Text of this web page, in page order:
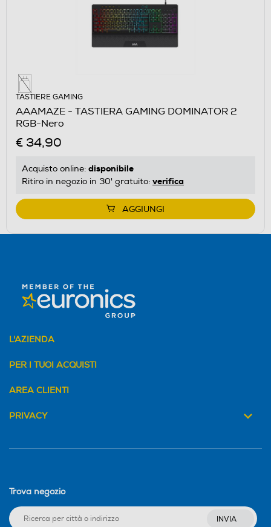
TASTIERE GAMING
AAAMAZE - TASTIERA GAMING DOMINATOR 2
RGB-Nero
€ 34,90
Acquisto online: disponibile
Ritiro in negozio in 30' gratuito: verifica
AGGIUNGI
L'AZIENDA
PER I TUOI ACQUISTI
AREA CLIENTI
PRIVACY
Trova negozio
INVIA